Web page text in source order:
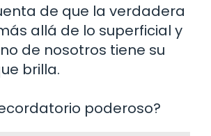
de que la verdadera
allá de lo superficial y
de nosotros tiene su
brilla.
poderoso?